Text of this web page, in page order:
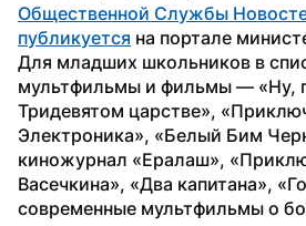
Общественной Службы
публикуется на портале
Для младших школьников в
мультфильмы и фильмы — «Ну,
Тридевятом царстве»,
Электроника», «Белый Бим
киножурнал «Ералаш»,
Васечкина», «Два капитана»,
современные мультфильмы о